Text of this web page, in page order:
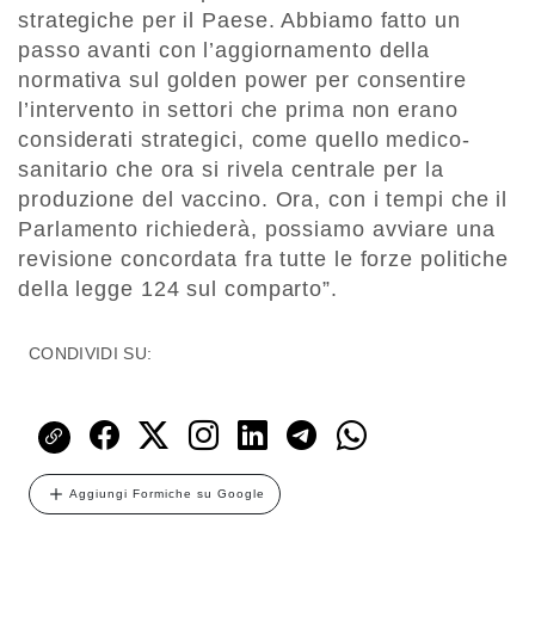
strategiche per il Paese. Abbiamo fatto un
passo avanti con l’aggiornamento della
normativa sul golden power per consentire
l’intervento in settori che prima non erano
considerati strategici, come quello medico-
sanitario che ora si rivela centrale per la
produzione del vaccino. Ora, con i tempi che il
Parlamento richiederà, possiamo avviare una
revisione concordata fra tutte le forze politiche
della legge 124 sul comparto”.
CONDIVIDI SU:
Aggiungi Formiche su Google